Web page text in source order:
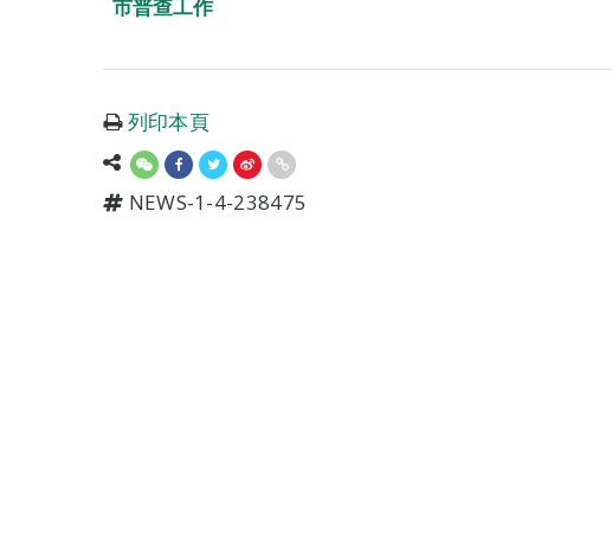
市普查工作
列印本頁
NEWS-1-4-238475